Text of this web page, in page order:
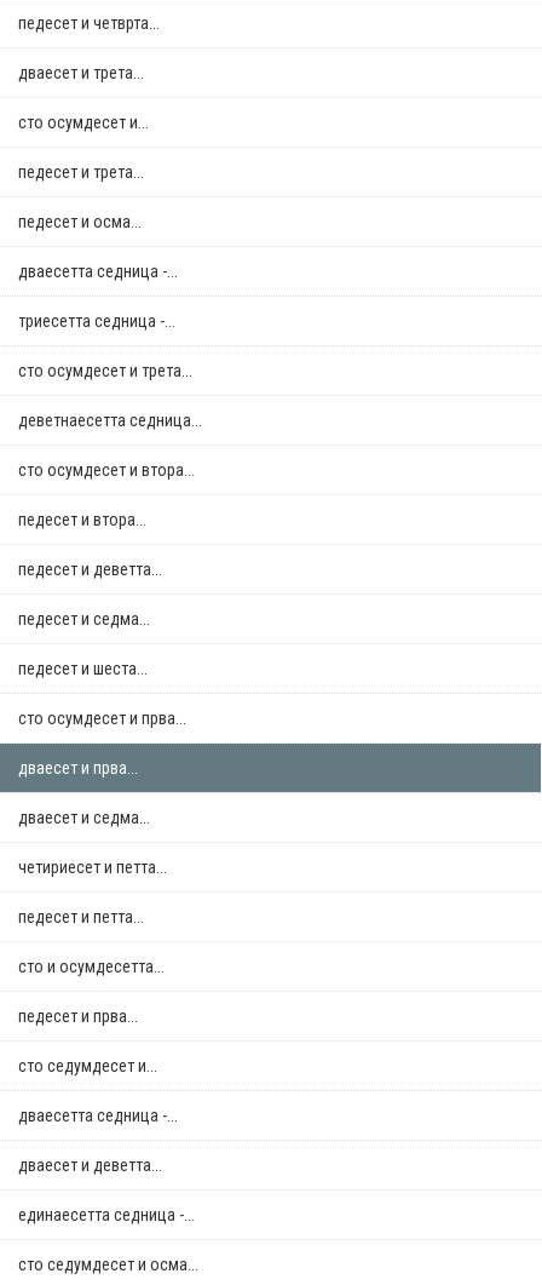
педесет и четврта...
дваесет и трета...
сто осумдесет и...
педесет и трета...
педесет и осма...
дваесетта седница -...
триесетта седница -...
сто осумдесет и трета...
деветнаесетта седница...
сто осумдесет и втора...
педесет и втора...
педесет и деветта...
педесет и седма...
педесет и шеста...
сто осумдесет и прва...
дваесет и прва...
дваесет и седма...
четириесет и петта...
педесет и петта...
сто и осумдесетта...
педесет и прва...
сто седумдесет и...
дваесетта седница -...
дваесет и деветта...
единаесетта седница -...
сто седумдесет и осма...